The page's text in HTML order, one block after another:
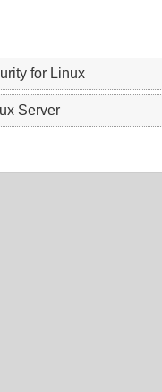
for Linux
Server